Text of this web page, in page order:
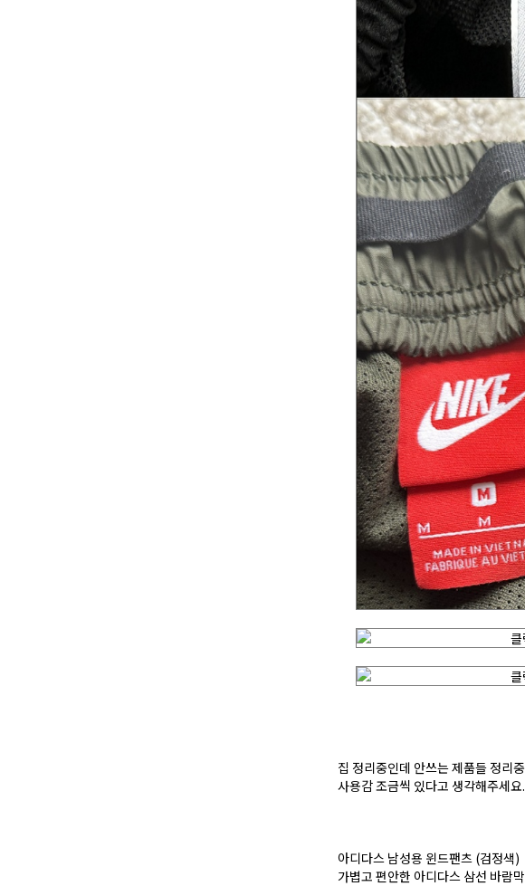
집 정리중인데 안쓰는 제품들 정리
사용감 조금씩 있다고 생각해주세
아디다스 남성용 윈드팬츠 (검정색)
가볍고 편안한 아디다스 삼선 바람